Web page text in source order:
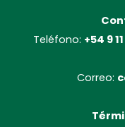
Teléfono: +54 9
Correo: